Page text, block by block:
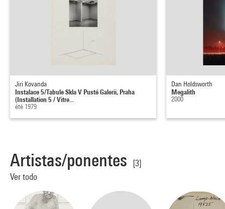
Jiri Kovanda
Instalace 5/Tabule Skla V Pusté Galerii, Praha
(Installation 5 / Vitre...
été 1979
Dan Holdsworth
Megalith
2000
Artistas/ponentes
[3]
Ver todo